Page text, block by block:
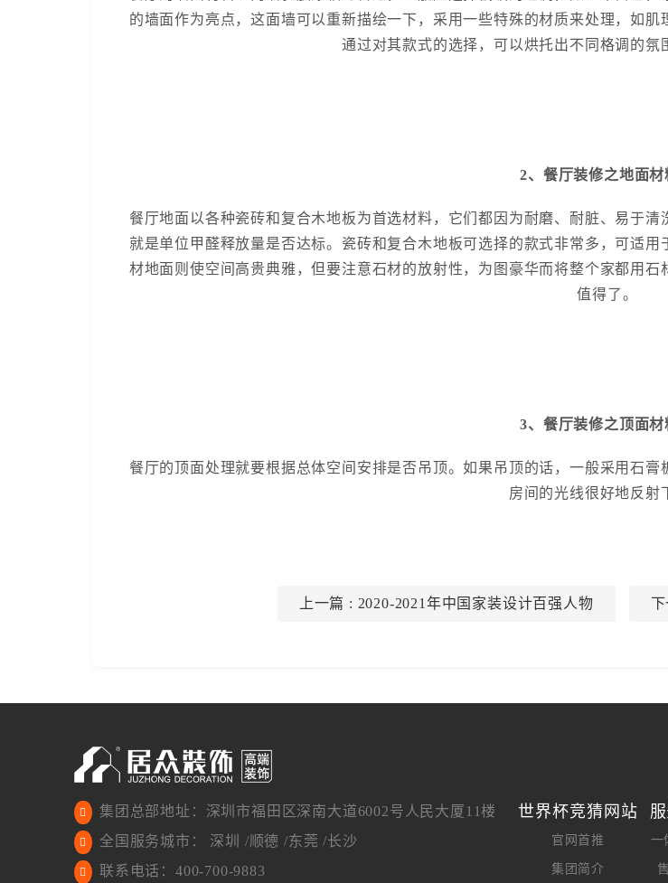
的墙面作为亮点，这面墙可以重新描绘一下，采用一些特殊的材质来处理，如
通过对其款式的选择，可以烘托出不同格调的氛
2、餐厅装修之地面材
餐厅地面以各种瓷砖和复合木地板为首选材料，它们都因为耐磨、耐脏、易于
就是单位甲醛释放量是否达标。瓷砖和复合木地板可选择的款式非常多，可适
材地面则使空间高贵典雅，但要注意石材的放射性，为图豪华而将整个家都用
值得了。
3、餐厅装修之顶面材
餐厅的顶面处理就要根据总体空间安排是否吊顶。如果吊顶的话，一般采用石
房间的光线很好地反射
上一篇 : 2020-2021年中国家装设计百强人物 下
集团总部地址：深圳市福田区深南大道6002号人民大厦11楼
全国服务城市： 深圳 /顺德 /东莞 /长沙
联系电话：400-700-9883
世界杯竞猜网站
官网首推
集团简介
一